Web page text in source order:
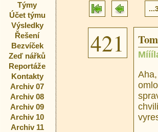
Týmy
Účet týmu
Výsledky
Řešení
Bezvíček
Zeď nářků
Reportáže
Kontakty
Archiv 07
Archiv 08
Archiv 09
Archiv 10
Archiv 11
421